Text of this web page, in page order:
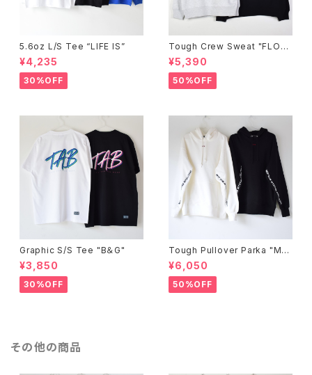
5.6oz L/S Tee “LIFE IS”
¥4,235
30%OFF
Tough Crew Sweat "FLOC
K"
¥5,390
50%OFF
Graphic S/S Tee "B＆G"
¥3,850
30%OFF
Tough Pullover Parka "ME
SSAGE"
¥6,050
50%OFF
その他の商品